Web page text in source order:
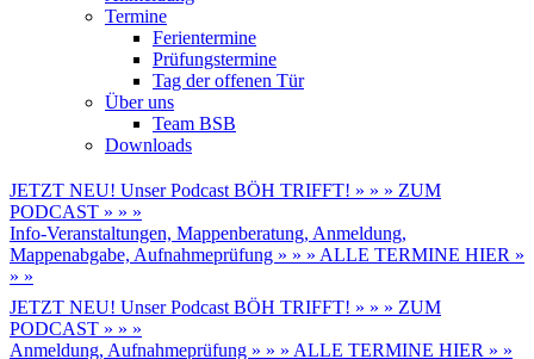
Termine
Ferientermine
Prüfungstermine
Tag der offenen Tür
Über uns
Team BSB
Downloads
JETZT NEU! Unser Podcast BÖH TRIFFT! » » » ZUM
PODCAST » » »
Info-Veranstaltungen, Mappenberatung, Anmeldung,
Mappenabgabe, Aufnahmeprüfung » » » ALLE TERMINE HIER »
» »
JETZT NEU! Unser Podcast BÖH TRIFFT! » » » ZUM
PODCAST » » »
Anmeldung, Aufnahmeprüfung » » » ALLE TERMINE HIER » »